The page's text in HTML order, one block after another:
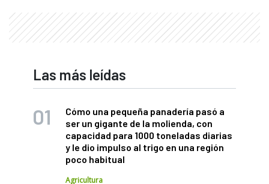
Las más leídas
Cómo una pequeña panadería pasó a
ser un gigante de la molienda, con
capacidad para 1000 toneladas diarias
y le dio impulso al trigo en una región
poco habitual
Agricultura